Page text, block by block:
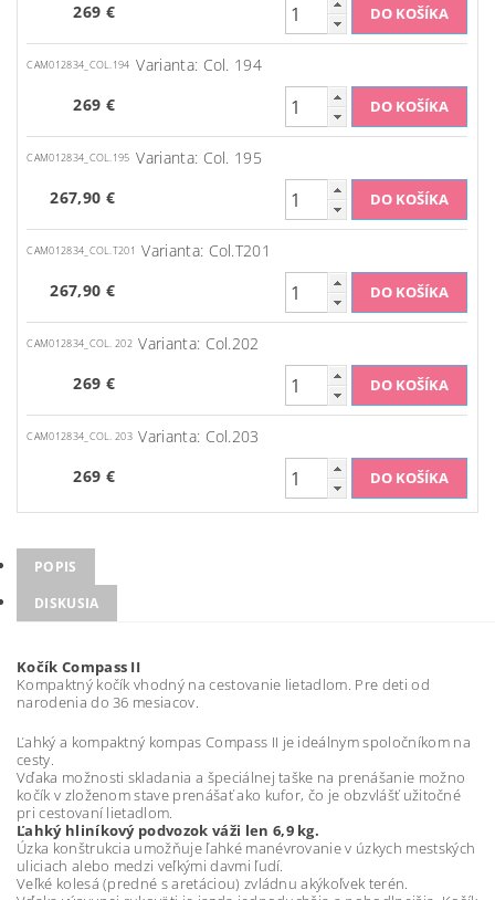
269 €
CAM012834_COL.194 Varianta: Col. 194
269 €
CAM012834_COL.195 Varianta: Col. 195
267,90 €
CAM012834_COL.T201
Varianta: Col.T201
267,90 €
CAM012834_COL. 202 Varianta: Col.202
269 €
CAM012834_COL. 203 Varianta: Col.203
269 €
POPIS
DISKUSIA
Kočík Compass II
Kompaktný kočík vhodný na cestovanie lietadlom. Pre deti od
narodenia do 36 mesiacov.
Ľahký a kompaktný kompas Compass II je ideálnym spoločníkom na
cesty.
Vďaka možnosti skladania a špeciálnej taške na prenášanie možno
kočík v zloženom stave prenášať ako kufor, čo je obzvlášť užitočné
pri cestovaní lietadlom.
Ľahký hliníkový podvozok váži len 6,9 kg.
Úzka konštrukcia umožňuje ľahké manévrovanie v úzkych mestských
uliciach alebo medzi veľkými davmi ľudí.
Veľké kolesá (predné s aretáciou) zvládnu akýkoľvek terén.